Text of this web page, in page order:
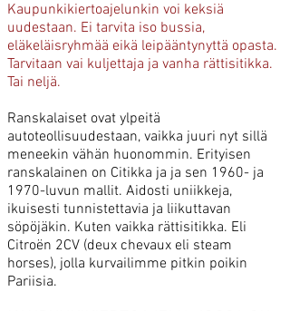
Kaupunkikiertoajelunkin voi keksiä
uudestaan. Ei tarvita iso bussia,
eläkeläisryhmää eikä leipääntynyttä opasta.
Tarvitaan vai kuljettaja ja vanha rättisitikka.
Tai neljä.
Ranskalaiset ovat ylpeitä
autoteollisuudestaan, vaikka juuri nyt sillä
meneekin vähän huonommin. Erityisen
ranskalainen on Citikka ja ja sen 1960- ja
1970-luvun mallit. Aidosti uniikkeja,
ikuisesti tunnistettavia ja liikuttavan
söpöjäkin. Kuten vaikka rättisitikka. Eli
Citroën 2CV (deux chevaux eli steam
horses), jolla kurvailimme pitkin poikin
Pariisia.